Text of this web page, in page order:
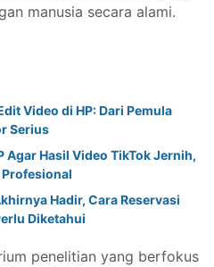
manusia secara alami.
Video di HP: Dari Pemula
Serius
Agar Hasil Video TikTok Jernih,
Profesional
Hadir, Cara Reservasi
Diketahui
penelitian yang berfokus